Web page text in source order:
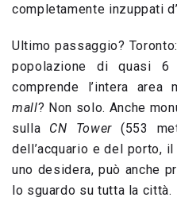
completamente inzuppati
Ultimo passaggio?
popolazione di quasi
comprende l’intera area
mall? Non solo. Anche
sulla CN Tower(553
dell’acquario e del porto,
uno desidera, può anche
lo sguardo su tutta la città.